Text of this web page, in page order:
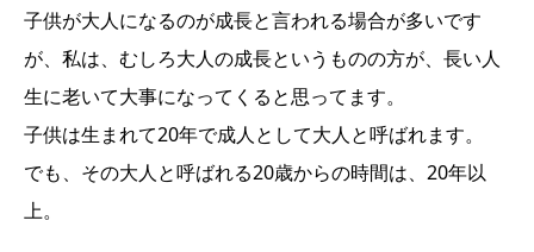
子供が大人になるのが成長と言われる場合が多いです
が、私は、むしろ大人の成長というものの方が、長い人
生に老いて大事になってくると思ってます。
子供は生まれて20年で成人として大人と呼ばれます。
でも、その大人と呼ばれる20歳からの時間は、20年以
上。